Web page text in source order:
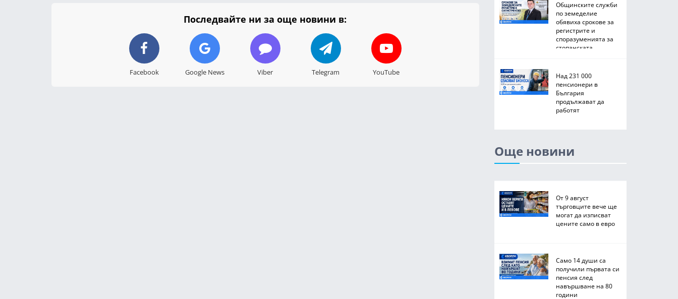
Последвайте ни за още новини в:
Facebook Google News Viber Telegram YouTube
Общинските служби
по земеделие
обявиха срокове за
регистрите и
споразуменията за
стопанската
Над 231 000
пенсионери в
България
продължават да
работят
Още новини
От 9 август
търговците вече ще
могат да изписват
цените само в евро
Само 14 души са
получили първата си
пенсия след
навършване на 80
години